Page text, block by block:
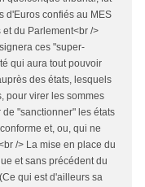
d'Euros confiés au MES
du Parlement<br />
ces "super-
qui aura tout pouvoir
des états, lesquels
pour virer les sommes
"sanctionner" les états
et, ou, qui ne
/> La mise en place du
et sans précédent du
qui est d'ailleurs sa